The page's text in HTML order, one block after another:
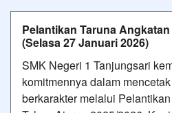
Pelantikan Taruna Angkatan
(Selasa 27 Januari 2026)
SMK Negeri 1 Tanjungsari
komitmennya dalam
berkarakter melalui